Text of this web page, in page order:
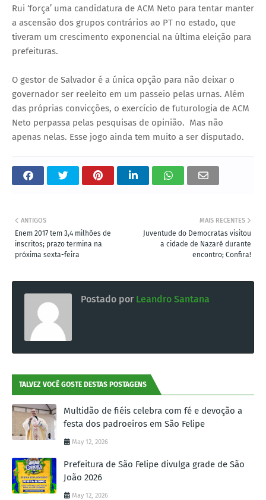
Rui ‘força’ uma candidatura de ACM Neto para tentar manter
a ascensão dos grupos contrários ao PT no estado, que
tiveram um crescimento exponencial na última eleição para
prefeituras.
O gestor de Salvador é a única opção para não deixar o
governador ser reeleito em um passeio pelas urnas. Além
das próprias convicções, o exercício de futurologia de ACM
Neto perpassa pelas pesquisas de opinião. Mas não
apenas nelas. Esse jogo ainda tem muito a ser disputado.
MAIS RECENTES
Juventude do Democratas visitou
a cidade de Nazaré durante
encontro; Confira!
ANTIGOS
Enem 2017 tem 3,4 milhões de
inscritos; prazo termina na
próxima sexta-feira
Postado por Leandro Santana
TALVEZ VOCÊ GOSTE DESTAS POSTAGENS
Multidão de fiéis celebra com fé e devoção a
festa dos padroeiros em São Felipe
May 12, 2026
Prefeitura de São Felipe divulga grade de São
João 2026
May 12, 2026